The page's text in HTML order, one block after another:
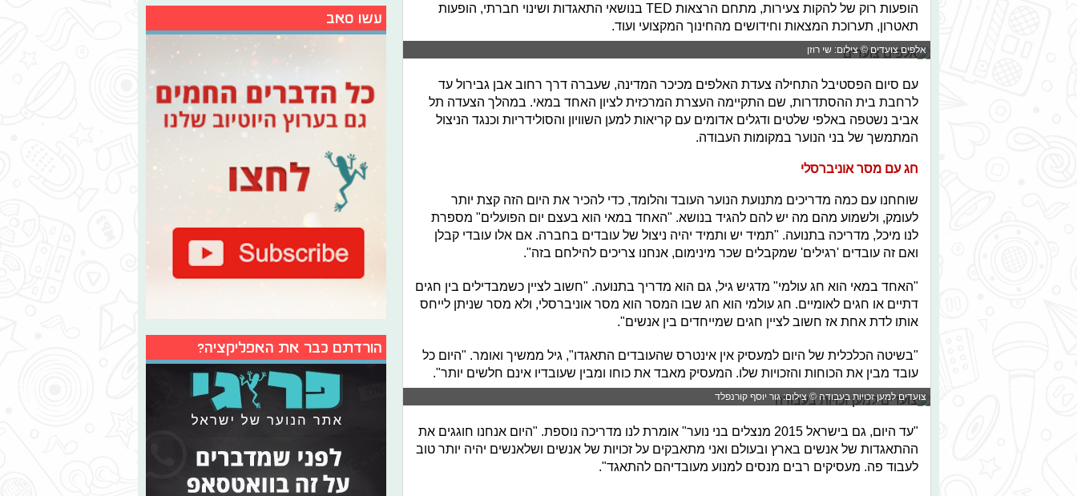
הופעות רוק של להקות צעירות, מתחם הרצאות TED בנושאי התאגדות ושינוי חברתי, הופעות
תאטרון, תערוכת המצאות וחידושים מהחינוך המקצועי ועוד.
אלפים צועדים © צילום: שי רוזן
עם סיום הפסטיבל התחילה צעדת האלפים מכיכר המדינה, שעברה דרך רחוב אבן גבירול עד
לרחבת בית ההסתדרות, שם התקיימה העצרת המרכזית לציון האחד במאי. במהלך הצעדה תל
אביב נשטפה באלפי שלטים ודגלים אדומים עם קריאות למען השוויון והסולידריות וכנגד הניצול
המתמשך של בני הנוער במקומות העבודה.
חג עם מסר אוניברסלי
שוחחנו עם כמה מדריכים מתנועת הנוער העובד והלומד, כדי להכיר את היום הזה קצת יותר
לעומק, ולשמוע מהם מה יש להם להגיד בנושא. "האחד במאי הוא בעצם יום הפועלים" מספרת
לנו מיכל, מדריכה בתנועה. "תמיד יש ותמיד יהיה ניצול של עובדים בחברה. אם אלו עובדי קבלן
ואם זה עובדים 'רגילים' שמקבלים שכר מינימום, אנחנו צריכים להילחם בזה".
"האחד במאי הוא חג עולמי" מדגיש גיל, גם הוא מדריך בתנועה. "חשוב לציין כשמבדילים בין חגים
דתיים או חגים לאומיים. חג עולמי הוא חג שבו המסר הוא מסר אוניברסלי, ולא מסר שניתן לייחס
אותו לדת אחת אז חשוב לציין חגים שמייחדים בין אנשים".
"בשיטה הכלכלית של היום למעסיק אין אינטרס שהעובדים התאגדו", גיל ממשיך ואומר. "היום כל
עובד מבין את הכוחות והזכויות שלו. המעסיק מאבד את כוחו ומבין שעובדיו אינם חלשים יותר".
צועדים למען זכויות בעבודה © צילום: גור יוסף קורנפלד
"עד היום, גם בישראל 2015 מנצלים בני נוער" אומרת לנו מדריכה נוספת. "היום אנחנו חוגגים את
ההתאגדות של אנשים בארץ ובעולם ואני מתאבקים על זכויות של אנשים ושלאנשים יהיה יותר טוב
לעבוד פה. מעסיקים רבים מנסים למנוע מעובדיהם להתאגד".
עשו סאב
הורדתם כבר את האפליקציה?